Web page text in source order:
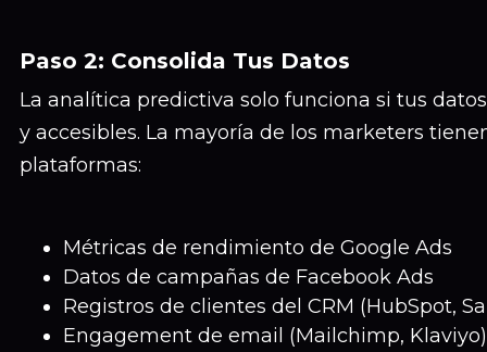
Paso 2: Consolida Tus Datos
La analítica predictiva solo funciona si tus
y accesibles. La mayoría de los marketers
plataformas:
Métricas de rendimiento de Google Ads
Datos de campañas de Facebook Ads
Registros de clientes del CRM (HubSpot,
Engagement de email (Mailchimp, Klaviyo)